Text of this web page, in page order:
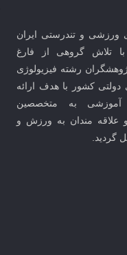
ورزشی و تندرستی ایران
در آذر ماه 1392 با تلاش گروهی از فارغ
رشته فیزیولوژی
کشور با هدف ارائه
به متخصصین
علاقه مندان به ورزش و
گردید.